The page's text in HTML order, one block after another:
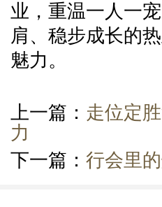
业，重温一人一
肩、稳步成长的
魅力。
上一篇： 走位定
力
下一篇： 行会里